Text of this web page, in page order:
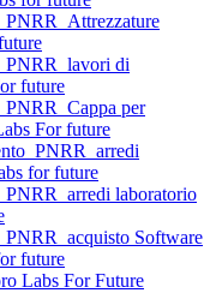
di
future
per
For future
for future
laboratorio
Software
future
Labs For Future